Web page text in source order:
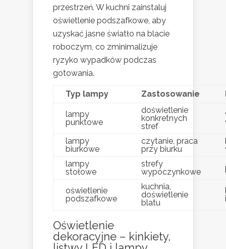
przestrzeń. W kuchni zainstaluj
oświetlenie podszafkowe, aby
uzyskać jasne światło na blacie
roboczym, co zminimalizuje
ryzyko wypadków podczas
gotowania.
Typ lampy Zastosowanie
lampy
punktowe
doświetlenie
konkretnych
stref
lampy
biurkowe
czytanie, praca
przy biurku
lampy
stołowe
strefy
wypoczynkowe
oświetlenie
podszafkowe
kuchnia,
doświetlenie
blatu
Oświetlenie
dekoracyjne – kinkiety,